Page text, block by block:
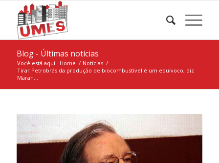
Blog - Últimas notícias
Você está aqui: Home / Notícias /
Tirar Petrobrás da produção de biocombustível é um equívoco, diz
Maran...